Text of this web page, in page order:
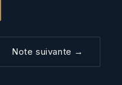
Note suivante →